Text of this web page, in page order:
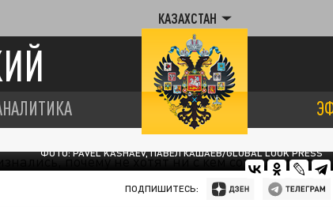
КАЗАХСТАН
ФОТО: PAVEL KASHAEV, ПАВЕЛ КАШАЕВ/GLOBAL LOOK PRESS
ПОДПИШИТЕСЬ: